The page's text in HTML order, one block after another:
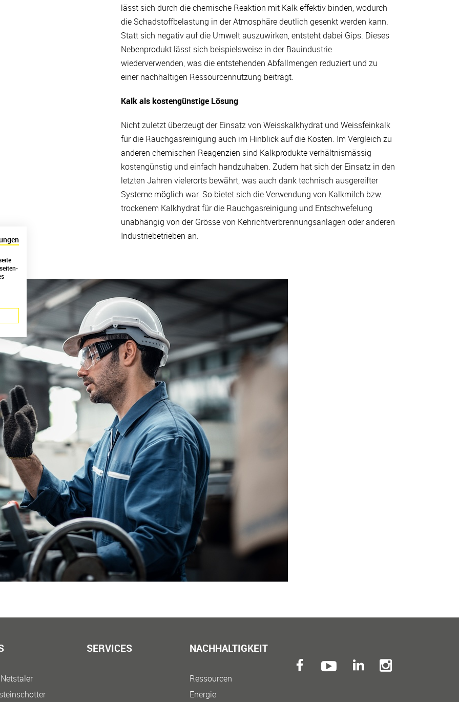
lässt sich durch die chemische Reaktion mit Kalk effektiv binden, wodurch
die Schadstoffbelastung in der Atmosphäre deutlich gesenkt werden kann.
Statt sich negativ auf die Umwelt auszuwirken, entsteht dabei Gips. Dieses
Nebenprodukt lässt sich beispielsweise in der Bauindustrie
wiederverwenden, was die entstehenden Abfallmengen reduziert und zu
einer nachhaltigen Ressourcennutzung beiträgt.
Kalk als kostengünstige Lösung
Nicht zuletzt überzeugt der Einsatz von Weisskalkhydrat und Weissfeinkalk
für die Rauchgasreinigung auch im Hinblick auf die Kosten. Im Vergleich zu
anderen chemischen Reagenzien sind Kalkprodukte verhältnismässig
kostengünstig und einfach handzuhaben. Zudem hat sich der Einsatz in den
letzten Jahren vielerorts bewährt, was auch dank technisch ausgereifter
Systeme möglich war. So bietet sich die Verwendung von Kalkmilch bzw.
trockenem Kalkhydrat für die Rauchgasreinigung und Entschwefelung
unabhängig von der Grösse von Kehrichtverbrennungsanlagen oder anderen
Industriebetrieben an.
SERVICES NACHHALTIGKEIT
Ressourcen
Energie